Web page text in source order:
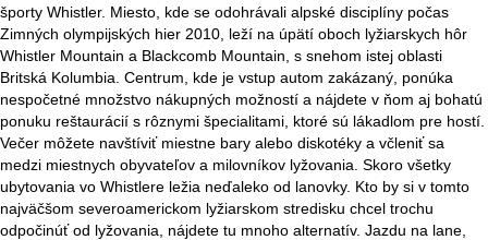
á
s
t
r
á
športy Whistler. Miesto, kde se odohrávali alpské disciplíny počas
Zimných olympijských hier 2010, leží na úpätí oboch lyžiarskych hôr
Whistler Mountain a Blackcomb Mountain, s snehom istej oblasti
Britská Kolumbia. Centrum, kde je vstup autom zakázaný, ponúka
nespočetné množstvo nákupných možností a nájdete v ňom aj bohatú
ponuku reštaurácií s rôznymi špecialitami, ktoré sú lákadlom pre hostí.
Večer môžete navštíviť miestne bary alebo diskotéky a včleniť sa
medzi miestnych obyvateľov a milovníkov lyžovania. Skoro všetky
ubytovania vo Whistlere ležia neďaleko od lanovky. Kto by si v tomto
najväčšom severoamerickom lyžiarskom stredisku chcel trochu
odpočinúť od lyžovania, nájdete tu mnoho alternatív. Jazdu na lane,